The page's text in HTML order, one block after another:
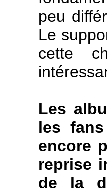
peu
Le
cette
Les
les
encore
reprise
de la